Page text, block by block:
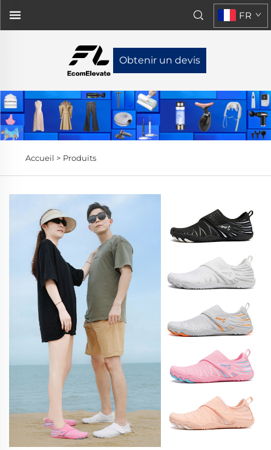
Obtenir un devis
FR
Accueil > Produits